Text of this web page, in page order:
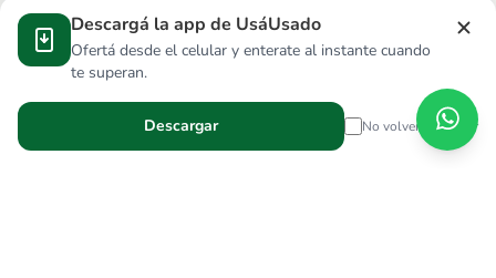
Descargá la app de UsáUsado
Ofertá desde el celular y enterate al instante cuando
te superan.
Descargar No volver a mostrar